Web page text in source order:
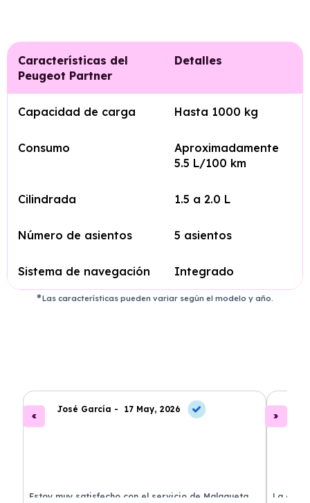
Características del
Peugeot Partner
Detalles
Capacidad de carga Hasta 1000 kg
Consumo
Aproximadamente
5.5 L/100 km
Cilindrada 1.5 a 2.0 L
Número de asientos 5 asientos
Sistema de navegación Integrado
Las características pueden variar según el modelo y año.
José García - 17 May, 2026
Estoy muy satisfecho con el servicio de Malagueta La